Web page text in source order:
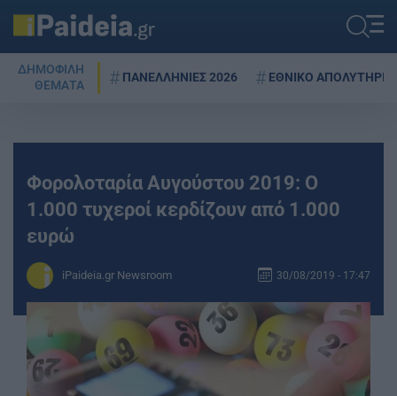
ΔΗΜΟΦΙΛΗ
ΘΕΜΑΤΑ
ΠΑΝΕΛΛΗΝΙΕΣ 2026 ΕΘΝΙΚΟ ΑΠΟΛΥΤΗΡΙΟ
Φορολοταρία Αυγούστου 2019: Ο
1.000 τυχεροί κερδίζουν από 1.000
ευρώ
iPaideia.gr Newsroom 30/08/2019 - 17:47